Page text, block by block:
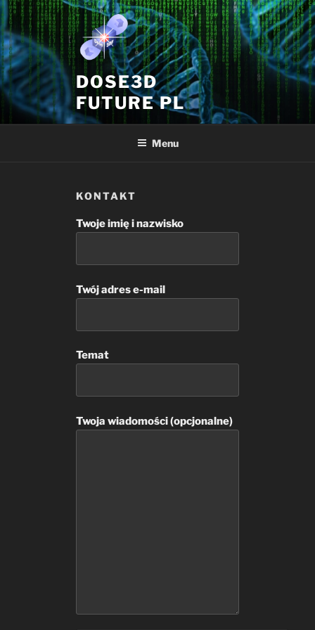
Przejdź
do
treści
DOSE3D
FUTURE PL
Menu
KONTAKT
Twoje imię i nazwisko
Twój adres e-mail
Temat
Twoja wiadomości (opcjonalne)